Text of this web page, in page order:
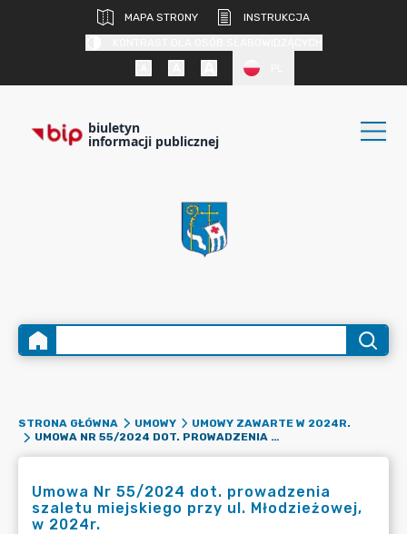
MAPA STRONY
INSTRUKCJA
biuletyn
informacji publicznej
STRONA GŁÓWNA UMOWY
UMOWY ZAWARTE W 2024R.
UMOWA NR 55/2024 DOT. PROWADZENIA SZALETU MIEJSKIEGO PRZY UL. MŁODZIEŻOWEJ, W 2024R.
Umowa Nr 55/2024 dot. prowadzenia
szaletu miejskiego przy ul. Młodzieżowej,
w 2024r.